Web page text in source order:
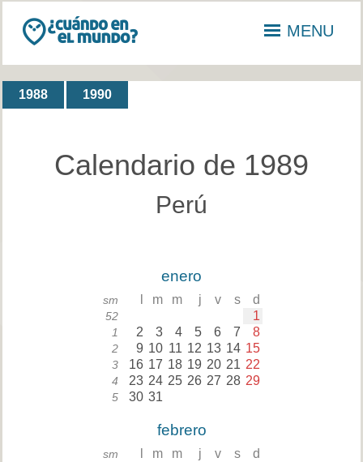
MENU
1988 1990
Calendario de 1989
Perú
enero
sm m m j v s d
52 1
1 2 3 4 5 6 7 8
2 9 10 11 12 13 14 15
3 16 17 18 19 20 21 22
4 23 24 25 26 27 28 29
5 30 31
febrero
sm m m j v s d